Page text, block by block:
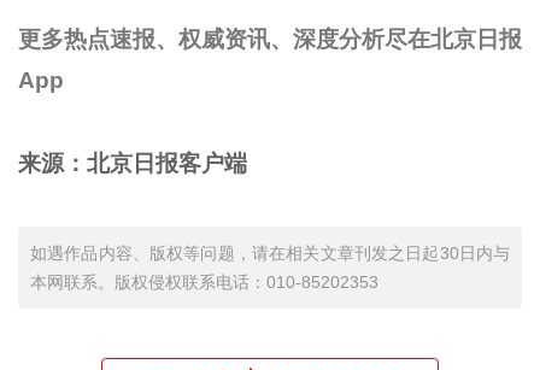
更多热点速报、权威资讯、深度分析尽在北京日报
App
来源：北京日报客户端
如遇作品内容、版权等问题，请在相关文章刊发之日起30日内与
本网联系。版权侵权联系电话：010-85202353